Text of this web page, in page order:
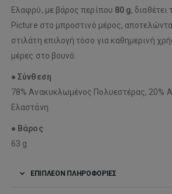
Ελαφρύ, με βάρος περίπου 80 g,
Picture στο μπροστινό μέρος,
στιλάτη επιλογή τόσο για καθημερινή
μέρες στο βουνό.
●Σύνθεση
78% Ανακυκλωμένος Πολυεστέρας, 20%
Ελαστάνη
● Βάρος
63 g
ΕΠΙΠΛΈΟΝ ΠΛΗΡΟΦΟΡΊΕΣ